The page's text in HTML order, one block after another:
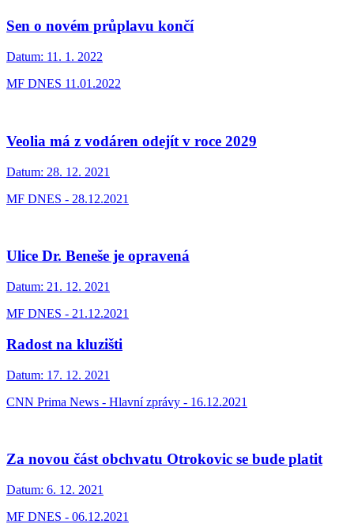
Sen o novém průplavu končí
Datum: 11. 1. 2022
MF DNES 11.01.2022
Veolia má z vodáren odejít v roce 2029
Datum: 28. 12. 2021
MF DNES - 28.12.2021
Ulice Dr. Beneše je opravená
Datum: 21. 12. 2021
MF DNES - 21.12.2021
Radost na kluzišti
Datum: 17. 12. 2021
CNN Prima News - Hlavní zprávy - 16.12.2021
Za novou část obchvatu Otrokovic se bude platit
Datum: 6. 12. 2021
MF DNES - 06.12.2021